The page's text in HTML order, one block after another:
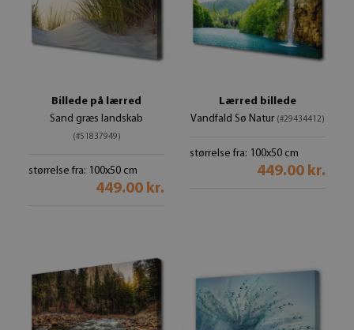
Billede på lærred
Sand græs landskab
(#51837949)
størrelse fra: 100x50 cm
449.00 kr.
Lærred billede
Vandfald Sø Natur (#29434412)
størrelse fra: 100x50 cm
449.00 kr.